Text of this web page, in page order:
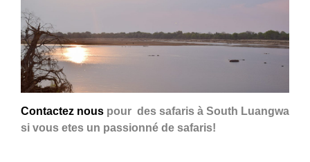
Contactez nous pour des safaris à South Luangwa
si vous etes un passionné de safaris!